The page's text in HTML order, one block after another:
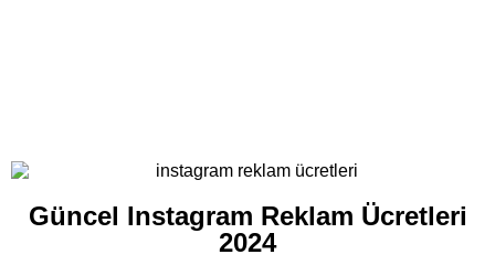
Güncel Instagram Reklam Ücretleri
2024